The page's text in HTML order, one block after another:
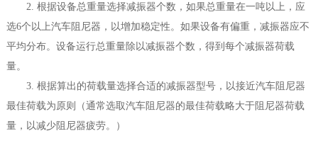
2. 根据设备总重量选择减振器个数，如果总重量在一吨以上，应
选6个以上汽车阻尼器，以增加稳定性。如果设备有偏重，减振器应不
平均分布。设备运行总重量除以减振器个数，得到每个减振器荷载
量。
3. 根据算出的荷载量选择合适的减振器型号，以接近汽车阻尼器
最佳荷载为原则（通常选取汽车阻尼器的最佳荷载略大于阻尼器荷载
量，以减少阻尼器疲劳。）